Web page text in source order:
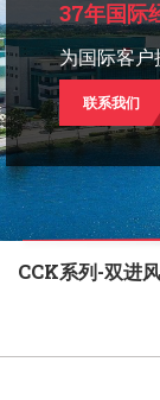
新闻媒体
为什么选择科禄格
招聘
联系我们
37年国际
为国际客户
联系我们
CCK系列-双进